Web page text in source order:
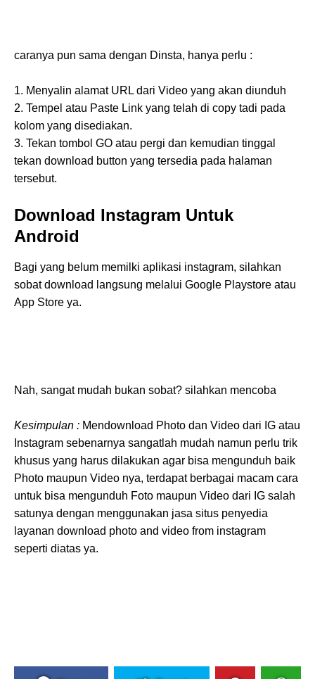
caranya pun sama dengan Dinsta, hanya perlu :
1. Menyalin alamat URL dari Video yang akan diunduh
2. Tempel atau Paste Link yang telah di copy tadi pada
kolom yang disediakan.
3. Tekan tombol GO atau pergi dan kemudian tinggal
tekan download button yang tersedia pada halaman
tersebut.
Download Instagram Untuk
Android
Bagi yang belum memilki aplikasi instagram, silahkan
sobat download langsung melalui Google Playstore atau
App Store ya.
Nah, sangat mudah bukan sobat? silahkan mencoba
Kesimpulan : Mendownload Photo dan Video dari IG atau
Instagram sebenarnya sangatlah mudah namun perlu trik
khusus yang harus dilakukan agar bisa mengunduh baik
Photo maupun Video nya, terdapat berbagai macam cara
untuk bisa mengunduh Foto maupun Video dari IG salah
satunya dengan menggunakan jasa situs penyedia
layanan download photo and video from instagram
seperti diatas ya.